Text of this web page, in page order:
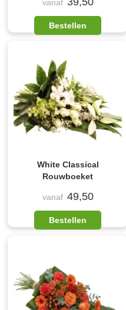
vanaf
Bestellen
White Classical
Rouwboeket
vanaf 49,50
Bestellen